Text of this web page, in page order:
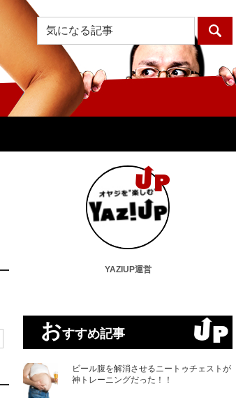
YAZIUP運営
おすすめ記事
ビール腹を解消させるニートゥチェストが
神トレーニングだった！！